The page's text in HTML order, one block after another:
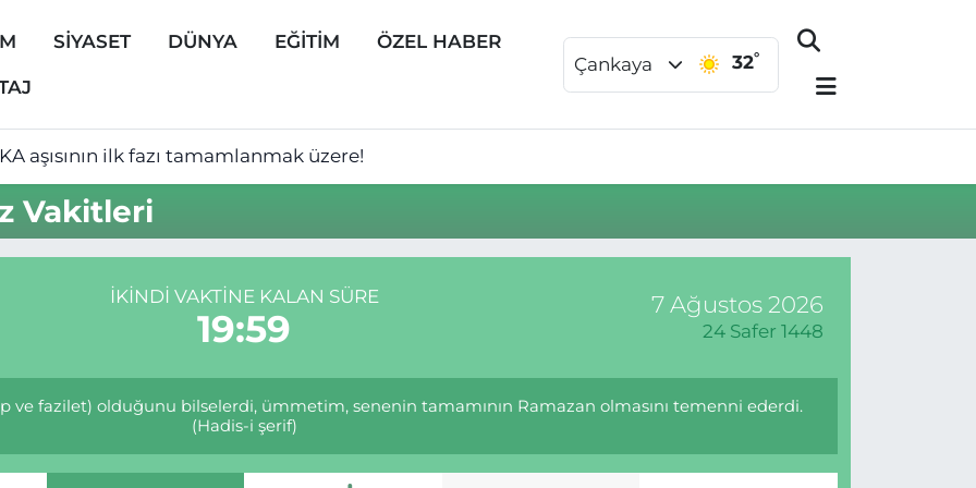
SİYASET DÜNYA EĞİTİM ÖZEL HABER
Çankaya 32°
aşısının ilk fazı tamamlanmak üzere!
Vakitleri
İKINDI VAKTINE KALAN SÜRE
19:59
7 Ağustos 2026
24 Safer 1448
ve fazilet) olduğunu bilselerdi, ümmetim, senenin tamamının Ramazan olmasını temenni ederdi.
(Hadis-i şerif)